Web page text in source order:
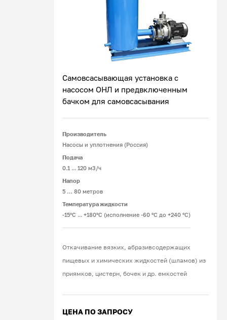
Самовсасывающая установка с
насосом ОНЛ и предвключенным
бачком для самовсасывания
Производитель
Насосы и уплотнения (Россия)
Подача
0.1 ... 120 м3/ч
Напор
5 … 80 метров
Температура жидкости
-15°С ... +180°С (исполнение -60 °С до +240 °С)
Откачивание вязких, абразивсодержащих
пищевых и химических жидкостей (шламов) из
приямков, цистерн, бочек и др. емкостей
ЦЕНА ПО ЗАПРОСУ